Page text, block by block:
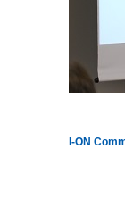
I-ON